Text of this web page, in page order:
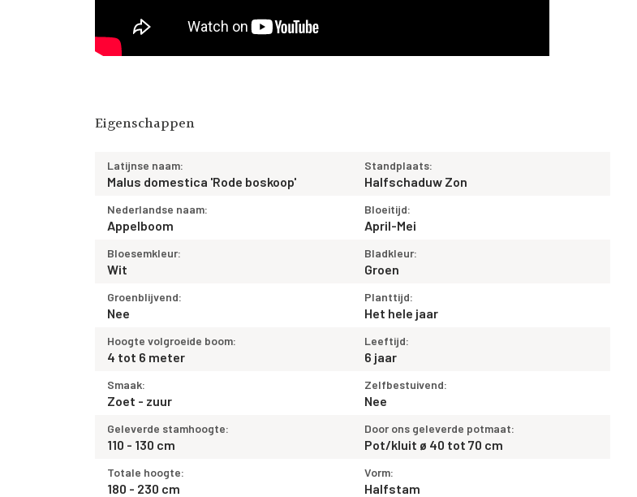
Eigenschappen
Latijnse naam:
Malus domestica 'Rode boskoop'
Standplaats:
Halfschaduw Zon
Nederlandse naam:
Appelboom
Bloeitijd:
April-Mei
Bloesemkleur:
Wit
Bladkleur:
Groen
Groenblijvend:
Nee
Planttijd:
Het hele jaar
Hoogte volgroeide boom:
4 tot 6 meter
Leeftijd:
6 jaar
Smaak:
Zoet - zuur
Zelfbestuivend:
Nee
Geleverde stamhoogte:
110 - 130 cm
Door ons geleverde potmaat:
Pot/kluit ø 40 tot 70 cm
Totale hoogte:
180 - 230 cm
Vorm:
Halfstam